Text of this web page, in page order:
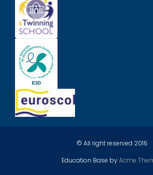
© All right reserved 2016
Education Base byAcme